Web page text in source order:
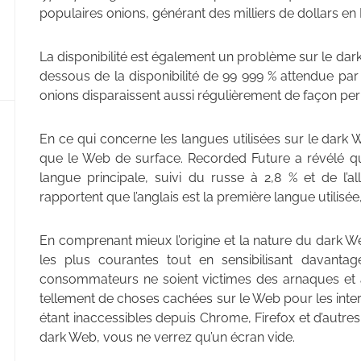
populaires onions, générant des milliers de dollars en
La disponibilité est également un problème sur le
dessous de la disponibilité de 99 999 % attendue
onions disparaissent aussi régulièrement de façon
En ce qui concerne les langues utilisées sur le dark
que le Web de surface. Recorded Future a révélé
langue principale, suivi du russe à 2,8 % et de
rapportent que l’anglais est la première langue
En comprenant mieux l’origine et la nature du dark
les plus courantes tout en sensibilisant
consommateurs ne soient victimes des arnaques et
tellement de choses cachées sur le Web pour les
étant inaccessibles depuis Chrome, Firefox et
dark Web, vous ne verrez qu’un écran vide.